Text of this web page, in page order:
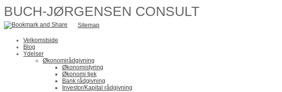
BUCH-JØRGENSEN CONSULT
Sitemap
Velkomstside
Blog
Ydelser
Økonomirådgivning
Økonomistyring
Økonomi tjek
Bank rådgivning
Investor/Kapital rådgivning